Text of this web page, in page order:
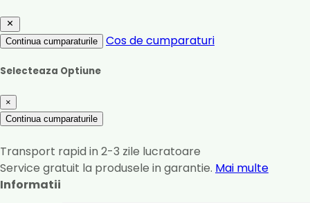
Continua cumparaturile Cos de cumparaturi
Selecteaza Optiune
×
Continua cumparaturile
Transport rapid in 2-3 zile lucratoare
Service gratuit la produsele in garantie. Mai multe
Informatii